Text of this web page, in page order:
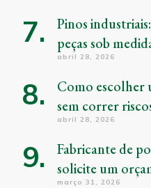
Pinos
peças sob
abril 28, 2026
Como escolher
sem correr
abril 28, 2026
Fabricante de
solicite um
março 31, 2026